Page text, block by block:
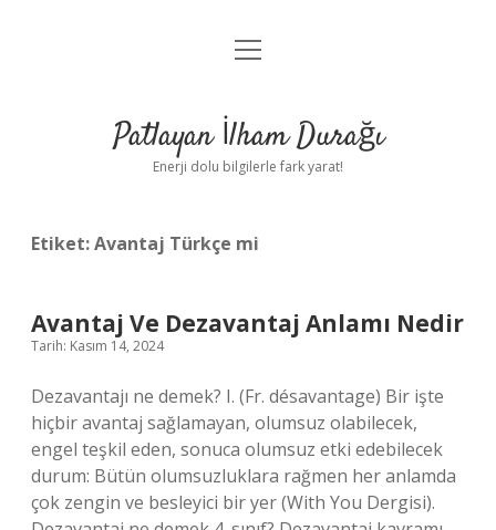
Anasayfa
Yasal Uyarı
menüyü
Patlayan İlham Durağı
Enerji dolu bilgilerle fark yarat!
Etiket:Avantaj Türkçe mi
Avantaj Ve Dezavantaj Anlamı Nedir
Tarih: Kasım 14, 2024
Dezavantajı ne demek? I. (Fr. désavantage) Bir işte
hiçbir avantaj sağlamayan, olumsuz olabilecek,
engel teşkil eden, sonuca olumsuz etki edebilecek
durum: Bütün olumsuzluklara rağmen her anlamda
çok zengin ve besleyici bir yer (With You Dergisi).